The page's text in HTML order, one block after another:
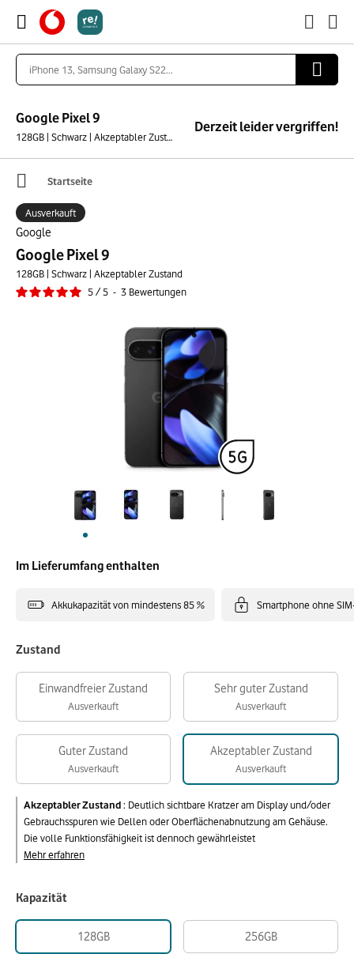
Google Pixel 9
128GB | Schwarz | Akzeptabler Zustand
Derzeit leider vergriffen!
Startseite
Google
Google Pixel 9
128GB | Schwarz | Akzeptabler Zustand
5/5 - 3 Bewertungen
Ausverkauft
Im Lieferumfang enthalten
Akkukapazität von mindestens 85 % Smartphone ohne
Zustand
Einwandfreier Zustand
Ausverkauft
Sehr guter Zustand
Ausverkauft
Guter Zustand
Ausverkauft
Akzeptabler Zustand
Ausverkauft
Akzeptabler Zustand: Deutlich sichtbare Kratzer am Display und/oder
Gebrauchsspuren wie Dellen oder Oberflächenabnutzung am Gehäuse.
Die volle Funktionsfähigkeit ist dennoch gewährleistet
Mehr erfahren
Kapazität
128GB 256GB